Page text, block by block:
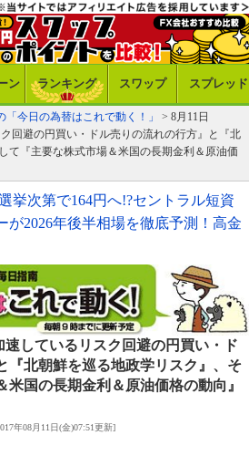
ン ランキング スワップ スプレッド
「今日の為替はこれで動く！」
> 8月11日
回避の円買い・ドル売りの流れの行方』と『北
て『主要な株式市場＆米国の長期金利＆原油価
挙次第で164円へ!?セントラル短資
が2026年後半相場を徹底予測！高金
速しているリスク回避の円買い・ド
『北朝鮮を巡る地政学リスク』、そ
米国の長期金利＆原油価格の動向』
年08月11日(金)07:51更新]